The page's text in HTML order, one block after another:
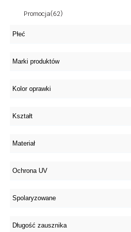
Promocja(62)